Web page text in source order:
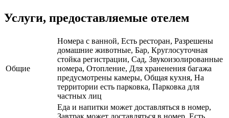
Услуги, предоставляемые отелем
Общие
Номера с ванной, Есть ресторан, Разрешены
домашние животные, Бар, Круглосуточная
стойка регистрации, Сад, Звукоизолированные
номера, Отопление, Для храненения багажа
предусмотрены камеры, Общая кухня, На
территории есть парковка, Парковка для
частных лиц
Еда и напитки может доставляться в номер,